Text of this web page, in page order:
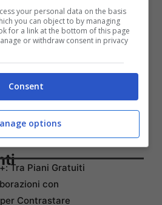
Tra Piani Gratuiti
con
Contrastare
your personal data on the basis
you can object to by managing
for a link at the bottom of this page
or withdraw consent in privacy
Consent
options